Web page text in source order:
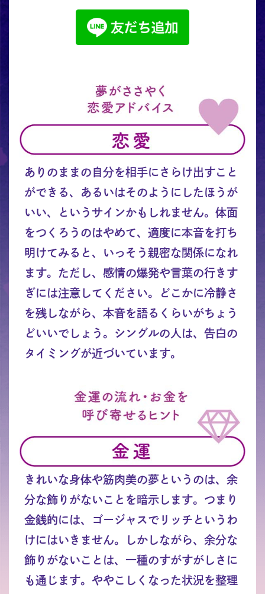
ありのままの自分を相手にさらけ出すこと
ができる、あるいはそのようにしたほうが
いい、というサインかもしれません。体面
をつくろうのはやめて、適度に本音を打ち
明けてみると、いっそう親密な関係になれ
ます。ただし、感情の爆発や言葉の行きす
ぎには注意してください。どこかに冷静さ
を残しながら、本音を語るくらいがちょう
どいいでしょう。シングルの人は、告白の
タイミングが近づいています。
きれいな身体や筋肉美の夢というのは、余
分な飾りがないことを暗示します。つまり
金銭的には、ゴージャスでリッチというわ
けにはいきません。しかしながら、余分な
飾りがないことは、一種のすがすがしさに
も通じます。ややこしくなった状況を整理